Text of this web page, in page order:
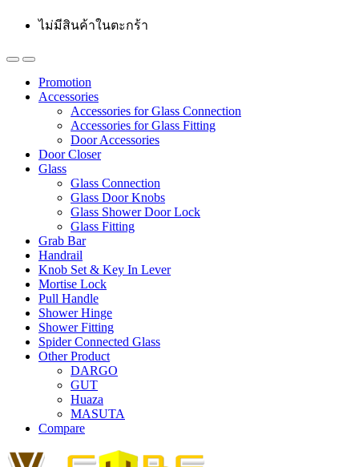
ไม่มีสินค้าในตะกร้า
Promotion
Accessories
Accessories for Glass Connection
Accessories for Glass Fitting
Door Accessories
Door Closer
Glass
Glass Connection
Glass Door Knobs
Glass Shower Door Lock
Glass Fitting
Grab Bar
Handrail
Knob Set & Key In Lever
Mortise Lock
Pull Handle
Shower Hinge
Shower Fitting
Spider Connected Glass
Other Product
DARGO
GUT
Huaza
MASUTA
Compare